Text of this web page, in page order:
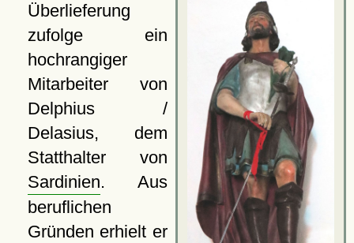
Überlieferung
zufolge ein
hochrangiger
Mitarbeiter von
Delphius /
Delasius, dem
Statthalter von
Sardinien. Aus
beruflichen
Gründen erhielt er